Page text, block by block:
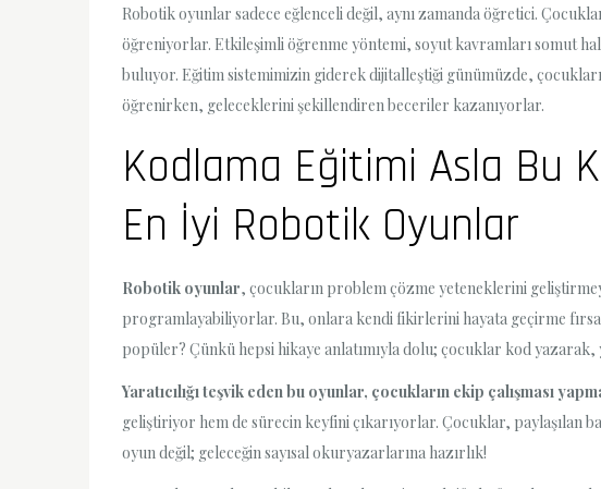
Robotik oyunlar sadece eğlenceli değil, aynı zamanda öğretici.
öğreniyorlar. Etkileşimli öğrenme yöntemi, soyut kavramları somut
buluyor. Eğitim sistemimizin giderek dijitalleştiği günümüzde,
öğrenirken, geleceklerini şekillendiren beceriler kazanıyorlar.
Kodlama Eğitimi Asla Bu
En İyi Robotik Oyunlar
Robotik oyunlar, çocukların problem çözme yeteneklerini
programlayabiliyorlar. Bu, onlara kendi fikirlerini hayata geçirme
popüler? Çünkü hepsi hikaye anlatımıyla dolu; çocuklar kod
Yaratıcılığı teşvik eden bu oyunlar, çocukların ekip çalışması
geliştiriyor hem de sürecin keyfini çıkarıyorlar. Çocuklar, paylaşılan
oyun değil; geleceğin sayısal okuryazarlarına hazırlık!